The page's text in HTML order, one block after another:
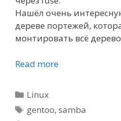
Нашёл очень
дереве портежей,
монтировать всё
Read more
Categories
Linux
Tags
gentoo,samba